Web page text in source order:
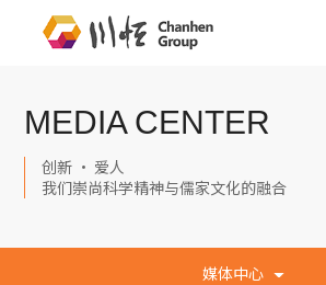
MEDIA CENTER
创新 · 爱人
我们崇尚科学精神与儒家文化的融合
媒体中心